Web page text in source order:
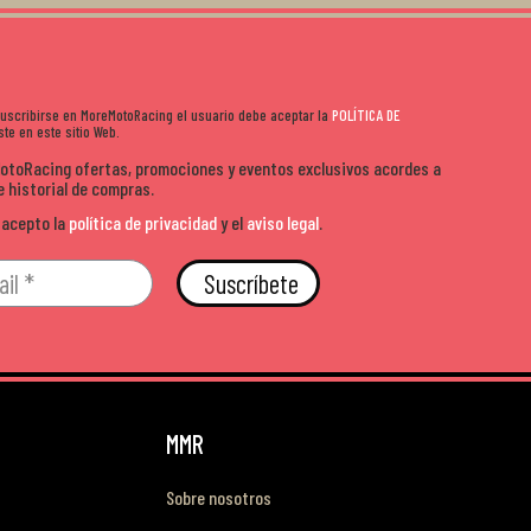
en MoreMotoRacing el usuario debe aceptar la POLÍTICA DE
en este sitio Web.
ofertas, promociones y eventos exclusivos acordes a
historial de compras.
la política de privacidady el aviso legal.
Suscríbete
MMR
Sobre nosotros